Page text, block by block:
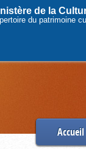
de la
du patrimoine
Accueil